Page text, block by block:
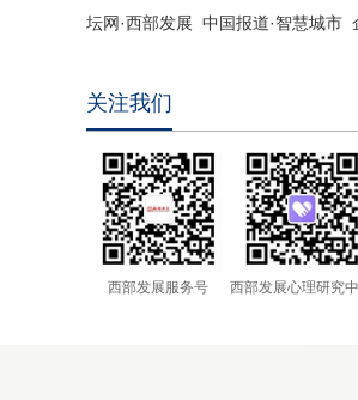
坛网·西部发展 中国报道·智慧城市
关注我们
西部发展服务号 西部发展心理研究